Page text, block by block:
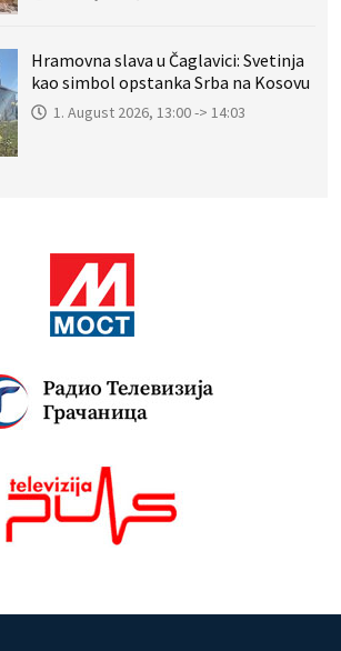
Hramovna slava u Čaglavici: Svetinja
kao simbol opstanka Srba na Kosovu
1. August 2026, 13:00 -> 14:03